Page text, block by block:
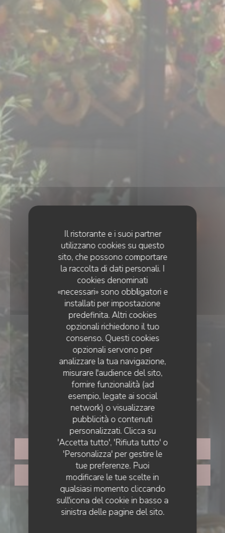
Il ristorante e i suoi partner
utilizzano cookies su questo
sito, che possono comportare
la raccolta di dati personali. I
cookies denominati
«necessari» sono obbligatori e
installati per impostazione
predefinita. Altri cookies
opzionali richiedono il tuo
consenso. Questi cookies
opzionali servono per
analizzare la tua navigazione,
misurare l'audience del sito,
fornire funzionalità (ad
esempio, legate ai social
network) o visualizzare
pubblicità o contenuti
personalizzati. Clicca su
'Accetta tutto', 'Rifiuta tutto' o
'Personalizza' per gestire le
tue preferenze. Puoi
modificare le tue scelte in
qualsiasi momento cliccando
sull'icona del cookie in basso a
sinistra delle pagine del sito.
TRATTORIA PARIS
JOYA
PRENOTA
PORTA VIA